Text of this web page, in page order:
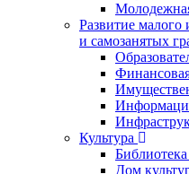
Развитие малого
и самозанятых
Культура
Дом